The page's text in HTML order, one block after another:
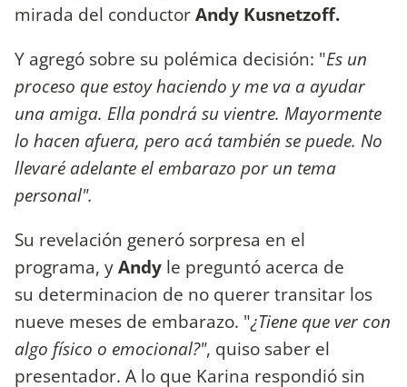
mirada del conductorAndy Kusnetzoff.
Y agregó sobre su polémica decisión: "Es un
proceso que estoy haciendo y me va a ayudar
una amiga. Ella pondrá su vientre. Mayormente
lo hacen afuera, pero acá también se puede. No
llevaré adelante el embarazo por un tema
personal".
Su revelación generó sorpresa en el
programa, yAndy le preguntó acerca de
su determinacion de no querer transitar los
nueve meses de embarazo. "¿Tiene que ver con
algo físico o emocional?", quiso saber el
presentador. A lo que Karina respondió sin